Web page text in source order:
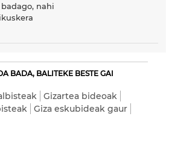
nahi
BADA, BALITEKE BESTE GAI
Gizartea bideoak
Giza eskubideak gaur